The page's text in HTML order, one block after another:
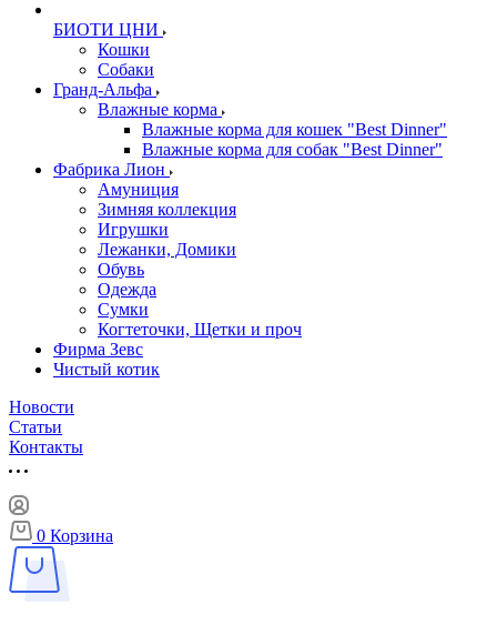
БИОТИ ЦНИ
Кошки
Собаки
Гранд-Альфа
Влажные корма
Влажные корма для кошек "Best Dinner"
Влажные корма для собак "Best Dinner"
Фабрика Лион
Амуниция
Зимняя коллекция
Игрушки
Лежанки, Домики
Обувь
Одежда
Сумки
Когтеточки, Щетки и проч
Фирма Зевс
Чистый котик
Новости
Статьи
Контакты
0 Корзина